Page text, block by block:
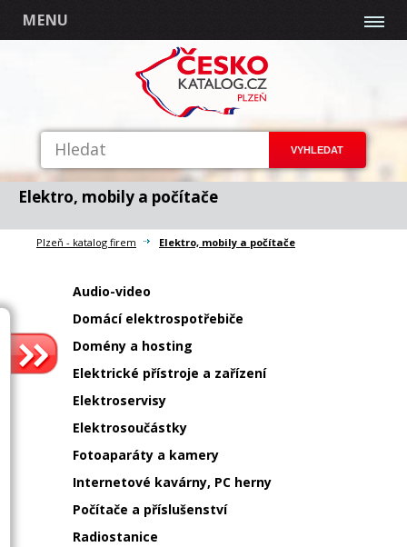
MENU
Elektro, mobily a počítače
Plzeň - katalog firem Elektro, mobily a počítače
Audio-video
Domácí elektrospotřebiče
Domény a hosting
Elektrické přístroje a zařízení
Elektroservisy
Elektrosoučástky
Fotoaparáty a kamery
Internetové kavárny, PC herny
Počítače a příslušenství
Radiostanice